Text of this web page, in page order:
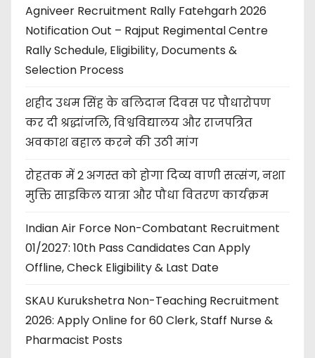
Agniveer Recruitment Rally Fatehgarh 2026
Notification Out – Rajput Regimental Centre
Rally Schedule, Eligibility, Documents &
Selection Process
शहीद उधम सिंह के बलिदान दिवस पर पौधारोपण
कर दी श्रद्धांजलि, विश्वविद्यालय और राजपत्रित
अवकाश बहाल करने की उठी मांग
रोहतक में 2 अगस्त को होगा दिव्य वाणी सत्संग, नशा
मुक्ति साइकिल यात्रा और पौधा वितरण कार्यक्रम
Indian Air Force Non-Combatant Recruitment
01/2027: 10th Pass Candidates Can Apply
Offline, Check Eligibility & Last Date
SKAU Kurukshetra Non-Teaching Recruitment
2026: Apply Online for 60 Clerk, Staff Nurse &
Pharmacist Posts